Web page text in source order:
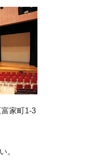
家町1-3
。